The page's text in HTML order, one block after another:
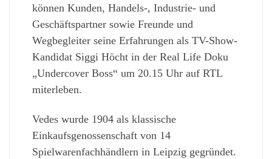
können Kunden, Handels-, Industrie- und
Geschäftspartner sowie Freunde und
Wegbegleiter seine Erfahrungen als TV-Show-
Kandidat Siggi Höcht in der Real Life Doku
„Undercover Boss“ um 20.15 Uhr auf RTL
miterleben.
Vedes wurde 1904 als klassische
Einkaufsgenossenschaft von 14
Spielwarenfachhändlern in Leipzig gegründet.